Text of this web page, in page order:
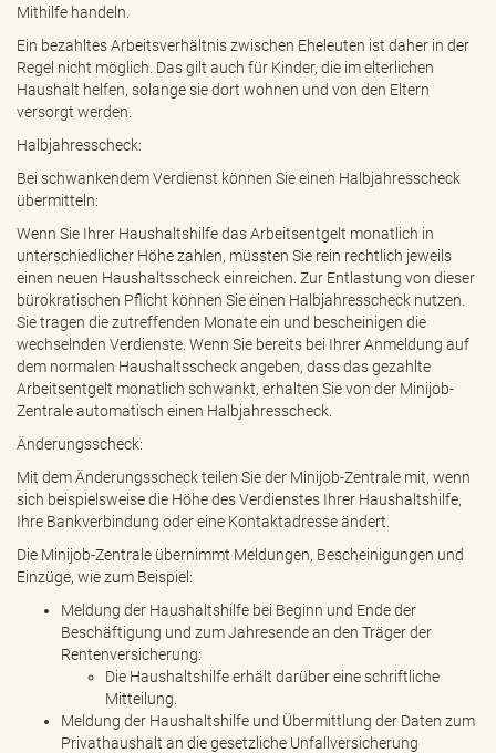
Mithilfe handeln.
Ein bezahltes Arbeitsverhältnis zwischen Eheleuten ist daher in der
Regel nicht möglich. Das gilt auch für Kinder, die im elterlichen
Haushalt helfen, solange sie dort wohnen und von den Eltern
versorgt werden.
Halbjahresscheck:
Bei schwankendem Verdienst können Sie einen Halbjahresscheck
übermitteln:
Wenn Sie Ihrer Haushaltshilfe das Arbeitsentgelt monatlich in
unterschiedlicher Höhe zahlen, müssten Sie rein rechtlich jeweils
einen neuen Haushaltsscheck einreichen. Zur Entlastung von dieser
bürokratischen Pflicht können Sie einen Halbjahresscheck nutzen.
Sie tragen die zutreffenden Monate ein und bescheinigen die
wechselnden Verdienste. Wenn Sie bereits bei Ihrer Anmeldung auf
dem normalen Haushaltsscheck angeben, dass das gezahlte
Arbeitsentgelt monatlich schwankt, erhalten Sie von der Minijob-
Zentrale automatisch einen Halbjahresscheck.
Änderungsscheck:
Mit dem Änderungsscheck teilen Sie der Minijob-Zentrale mit, wenn
sich beispielsweise die Höhe des Verdienstes Ihrer Haushaltshilfe,
Ihre Bankverbindung oder eine Kontaktadresse ändert.
Die Minijob-Zentrale übernimmt Meldungen, Bescheinigungen und
Einzüge, wie zum Beispiel:
Meldung der Haushaltshilfe bei Beginn und Ende der
Beschäftigung und zum Jahresende an den Träger der
Rentenversicherung:
Die Haushaltshilfe erhält darüber eine schriftliche
Mitteilung.
Meldung der Haushaltshilfe und Übermittlung der Daten zum
Privathaushalt an die gesetzliche Unfallversicherung